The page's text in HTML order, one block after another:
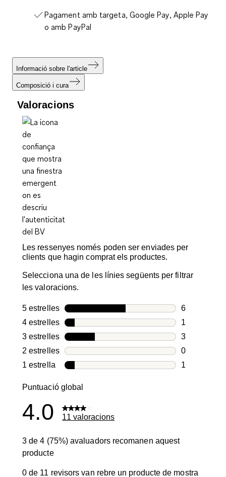
Pagament amb targeta, Google Pay, Apple Pay
o amb PayPal
Informació sobre l'article
Composició i cura
Valoracions
Les ressenyes només poden ser enviades per
clients que hagin comprat els productes.
Selecciona una de les línies següents per filtrar
les valoracions.
5 estrellesestrelles
6
6
4 estrellesestrelles
1
1 valoració
3 estrellesestrelles
3
3
2 estrellesestrelles
0
0
1 estrellaestrelles
1
Puntuació global
4.0 11 valoracions
3 de 4 (75%) avaluadors recomanen aquest
producte
0 de 11 revisors van rebre un producte de mostra